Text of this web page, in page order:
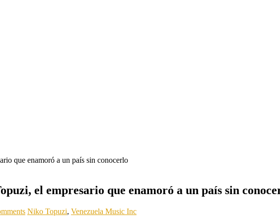
el empresario que enamoró a un país sin
Niko Topuzi, Venezuela Music Inc